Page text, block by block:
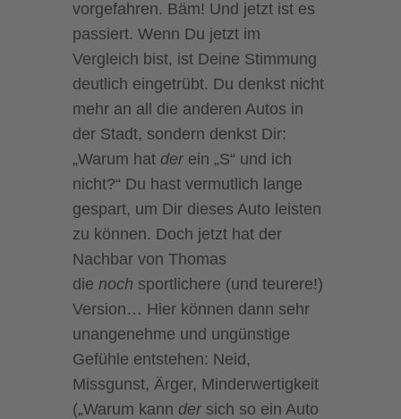
vorgefahren. Bäm! Und jetzt ist es
passiert. Wenn Du jetzt im
Vergleich bist, ist Deine Stimmung
deutlich eingetrübt. Du denkst nicht
mehr an all die anderen Autos in
der Stadt, sondern denkst Dir:
„Warum hat derein „S“ und ich
nicht?“ Du hast vermutlich lange
gespart, um Dir dieses Auto leisten
zu können. Doch jetzt hat der
Nachbar von Thomas
die noch sportlichere (und teurere!)
Version… Hier können dann sehr
unangenehme und ungünstige
Gefühle entstehen: Neid,
Missgunst, Ärger, Minderwertigkeit
(„Warum kann dersich so ein Auto